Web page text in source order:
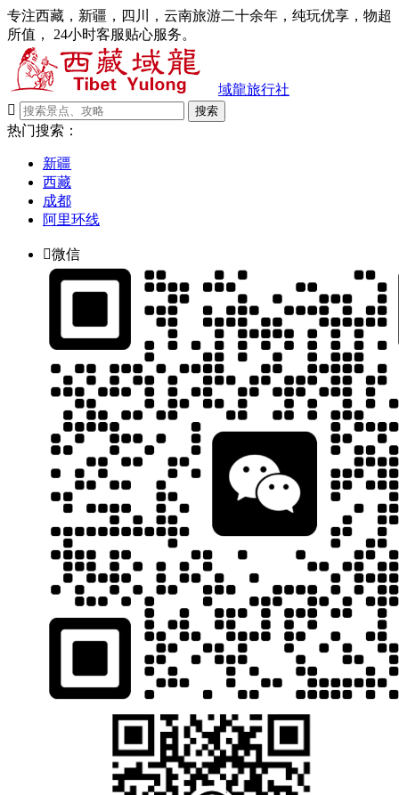
专注西藏，新疆，四川，云南旅游二十余年，纯玩优享，物超
所值， 24小时客服贴心服务。
域龍旅行社

搜索
热门搜索：
新疆
西藏
成都
阿里环线
微信